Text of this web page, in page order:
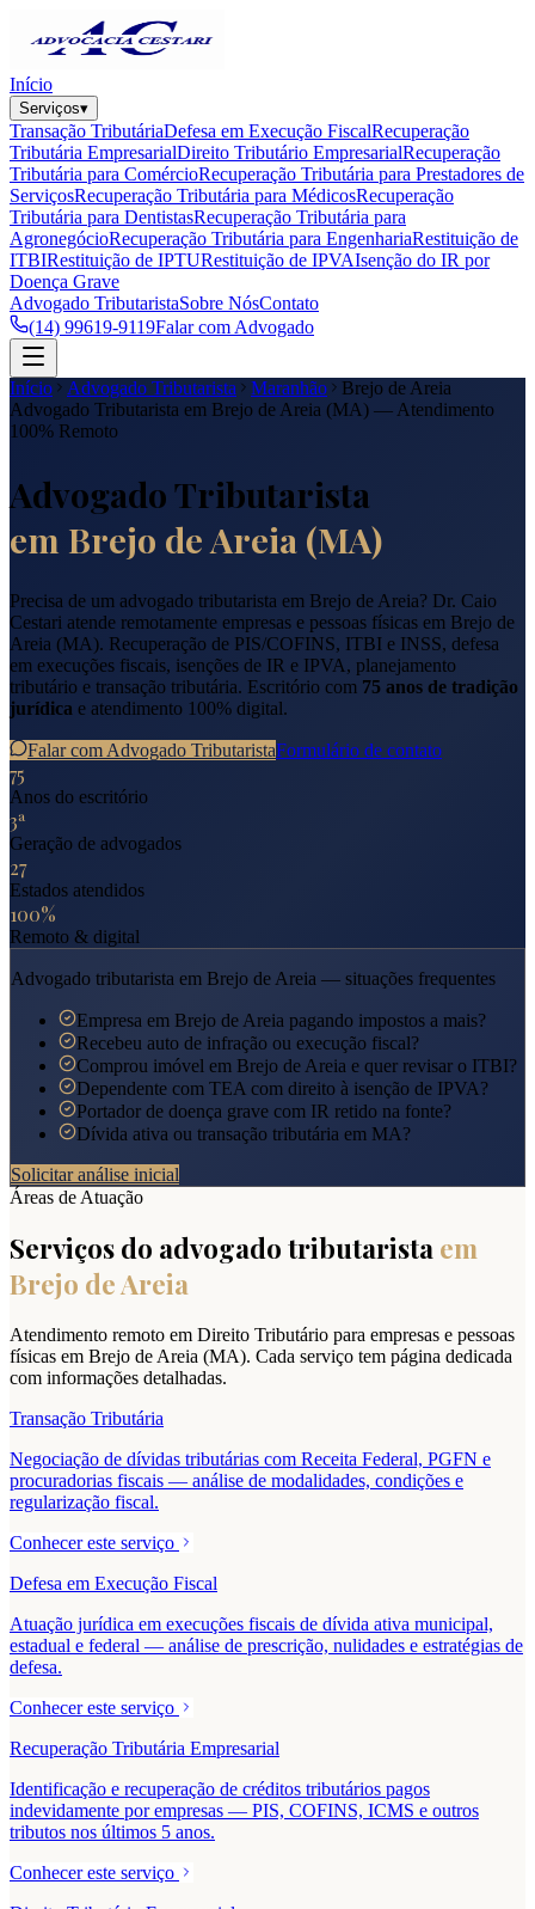
Início
Serviços▾
Transação TributáriaDefesa em Execução FiscalRecuperação
Tributária EmpresarialDireito Tributário EmpresarialRecuperação
Tributária para ComércioRecuperação Tributária para Prestadores de
ServiçosRecuperação Tributária para MédicosRecuperação
Tributária para DentistasRecuperação Tributária para
AgronegócioRecuperação Tributária para EngenhariaRestituição de
ITBIRestituição de IPTURestituição de IPVAIsenção do IR por
Doença Grave
Advogado TributaristaSobre NósContato
(14) 99619-9119Falar com Advogado
Início Advogado Tributarista Maranhão
Brejo de Areia
Advogado Tributarista em Brejo de Areia (MA) — Atendimento
100% Remoto
Advogado Tributarista
em Brejo de Areia (MA)
Precisa de um advogado tributarista em Brejo de Areia? Dr. Caio
Cestari atende remotamente empresas e pessoas físicas em Brejo de
Areia (MA). Recuperação de PIS/COFINS, ITBI e INSS, defesa
em execuções fiscais, isenções de IR e IPVA, planejamento
tributário e transação tributária. Escritório com 75 anos de tradição
jurídica e atendimento 100% digital.
Falar com Advogado TributaristaFormulário de contato
75
Anos do escritório
3ª
Geração de advogados
27
Estados atendidos
100%
Remoto & digital
Advogado tributarista em Brejo de Areia — situações frequentes
Empresa em Brejo de Areia pagando impostos a mais?
Recebeu auto de infração ou execução fiscal?
Comprou imóvel em Brejo de Areia e quer revisar o ITBI?
Dependente com TEA com direito à isenção de IPVA?
Portador de doença grave com IR retido na fonte?
Dívida ativa ou transação tributária em MA?
Solicitar análise inicial
Áreas de Atuação
Serviços do advogado tributarista em
Brejo de Areia
Atendimento remoto em Direito Tributário para empresas e pessoas
físicas em Brejo de Areia (MA). Cada serviço tem página dedicada
com informações detalhadas.
Transação Tributária
Negociação de dívidas tributárias com Receita Federal, PGFN e
procuradorias fiscais — análise de modalidades, condições e
regularização fiscal.
Conhecer este serviço
Defesa em Execução Fiscal
Atuação jurídica em execuções fiscais de dívida ativa municipal,
estadual e federal — análise de prescrição, nulidades e estratégias de
defesa.
Conhecer este serviço
Recuperação Tributária Empresarial
Identificação e recuperação de créditos tributários pagos
indevidamente por empresas — PIS, COFINS, ICMS e outros
tributos nos últimos 5 anos.
Conhecer este serviço